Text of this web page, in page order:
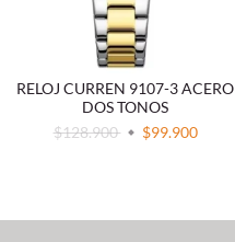
RELOJ CURREN 9107-3 ACERO
DOS TONOS
$128.900
$99.900